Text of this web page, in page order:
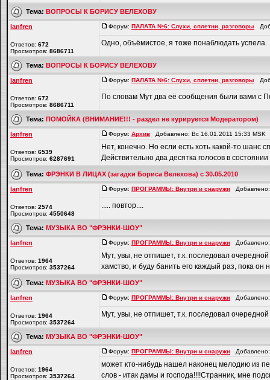
Тема: ВОПРОСЫ К БОРИСУ ВЕЛЕХОВУ
lanfren
Ответов: 672
Просмотров: 8686711
Форум: ПАЛАТА №6: Слухи, сплетни, разговоры
Одно, объёмистое, я тоже понаблюдать успела.
Тема: ВОПРОСЫ К БОРИСУ ВЕЛЕХОВУ
lanfren
Ответов: 672
Просмотров: 8686711
Форум: ПАЛАТА №6: Слухи, сплетни, разговоры
По словам Мут два её сообщения были вами с
Тема: ПОМОЙКА (ВНИМАНИЕ!!! - раздел не курируется Модератором)
lanfren
Ответов: 6539
Просмотров: 6287691
Форум: Архив Добавлено: Вс 16.01.2011 15:33
Нет, конечно. Но если есть хоть какой-то шанс
Действительно два десятка голосов в
Тема: ФРЭНКИ В ЛИЦАХ (загадки Бориса Велехова) с 30.05.2010
lanfren
Ответов: 2574
Просмотров: 4550648
Форум: ПРОГРАММЫ: Внутри и снаружи
..... повтор....
Тема: МУЗЫКА ВО "ФРЭНКИ-ШОУ"
lanfren
Ответов: 1964
Просмотров: 3537264
Форум: ПРОГРАММЫ: Внутри и снаружи
Мут, увы, не отпишет, т.к. последовал
хамство, и буду банить его каждый раз, пока он
Тема: МУЗЫКА ВО "ФРЭНКИ-ШОУ"
lanfren
Ответов: 1964
Просмотров: 3537264
Форум: ПРОГРАММЫ: Внутри и снаружи
Мут, увы, не отпишет, т.к. последовал
Тема: МУЗЫКА ВО "ФРЭНКИ-ШОУ"
lanfren
Ответов: 1964
Просмотров: 3537264
Форум: ПРОГРАММЫ: Внутри и снаружи
может кто-нибудь нашел наконец мелодию из
слов - итак дамы и господа!!!!Странник, мне